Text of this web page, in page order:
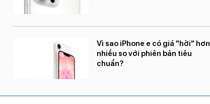
Vì sao iPhone e có giá "hời" hơn
nhiều so với phiên bản tiêu
chuẩn?